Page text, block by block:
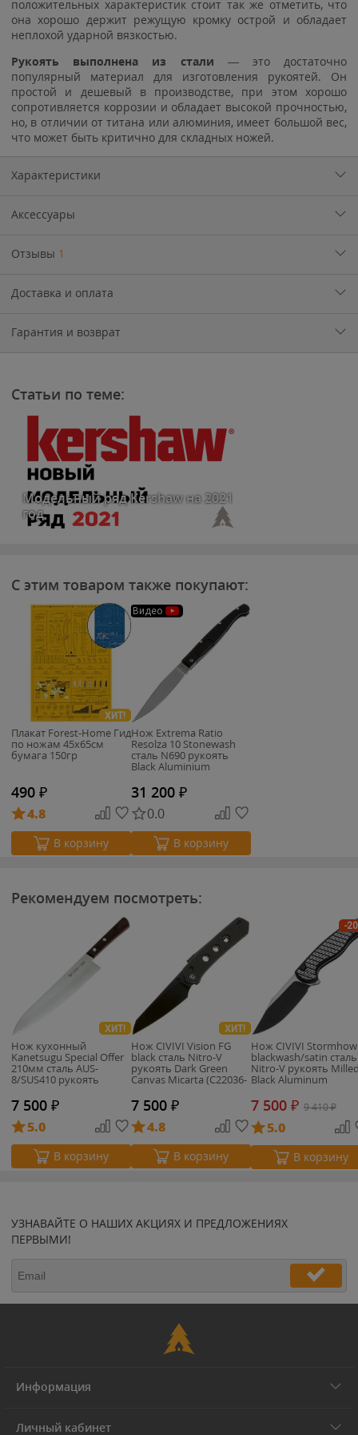
положительных характеристик стоит так же отметить, что
она хорошо держит режущую кромку острой и обладает
неплохой ударной вязкостью.
Рукоять выполнена из стали — это достаточно
популярный материал для изготовления рукоятей. Он
простой и дешевый в производстве, при этом хорошо
сопротивляется коррозии и обладает высокой прочностью,
но, в отличии от титана или алюминия, имеет большой вес,
что может быть критично для складных ножей.
Характеристики
Аксессуары
Отзывы 1
Доставка и оплата
Гарантия и возврат
Статьи по теме:
Модельный ряд Kershaw на 2021
год
С этим товаром также покупают:
ХИТ!
Плакат Forest-Home Гид
по ножам 45х65см
бумага 150гр
490 ₽
4.8
В корзину
Видео
Нож Extrema Ratio
Resolza 10 Stonewash
сталь N690 рукоять
Black Aluminium
31 200 ₽
0.0
В корзину
Рекомендуем посмотреть:
ХИТ!
Нож кухонный
Kanetsugu Special Offer
210мм сталь AUS-
8/SUS410 рукоять
розовое дерево (2005)
7 500 ₽
5.0
В корзину
ХИТ!
Нож CIVIVI Vision FG
black сталь Nitro-V
рукоять Dark Green
Canvas Micarta (C22036-
7 500 ₽
4.8
В корзину
-
Нож CIVIVI
blackwash/satin сталь
Nitro-V рукоять
Black Aluminum
7 500 ₽ 9 410₽
5.0
В корзину
УЗНАВАЙТЕ О НАШИХ АКЦИЯХ И ПРЕДЛОЖЕНИЯХ
ПЕРВЫМИ!
Информация
Личный кабинет